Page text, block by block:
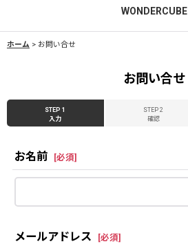
WONDERCUBE
ホーム > お問い合せ
お問い合せ
STEP 1
入力
STEP 2
確認
お名前 [必須]
メールアドレス [必須]